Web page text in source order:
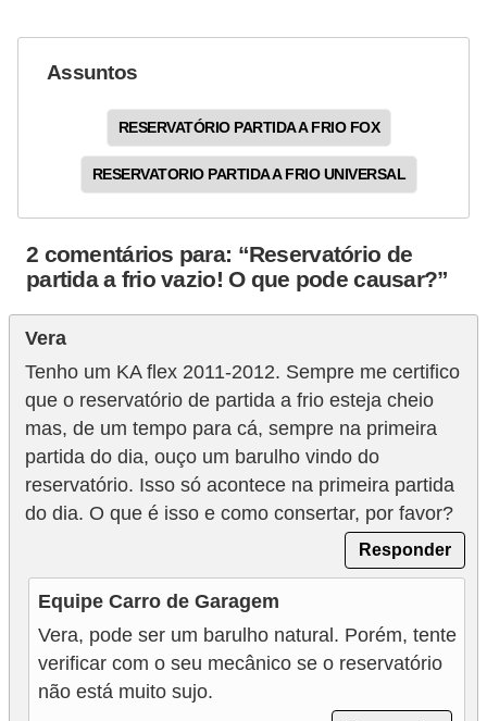
Assuntos
RESERVATÓRIO PARTIDA A FRIO FOX
RESERVATORIO PARTIDA A FRIO UNIVERSAL
2 comentários para: “Reservatório de
partida a frio vazio! O que pode causar?”
Vera
Tenho um KA flex 2011-2012. Sempre me certifico
que o reservatório de partida a frio esteja cheio
mas, de um tempo para cá, sempre na primeira
partida do dia, ouço um barulho vindo do
reservatório. Isso só acontece na primeira partida
do dia. O que é isso e como consertar, por favor?
Responder
Equipe Carro de Garagem
Vera, pode ser um barulho natural. Porém, tente
verificar com o seu mecânico se o reservatório
não está muito sujo.